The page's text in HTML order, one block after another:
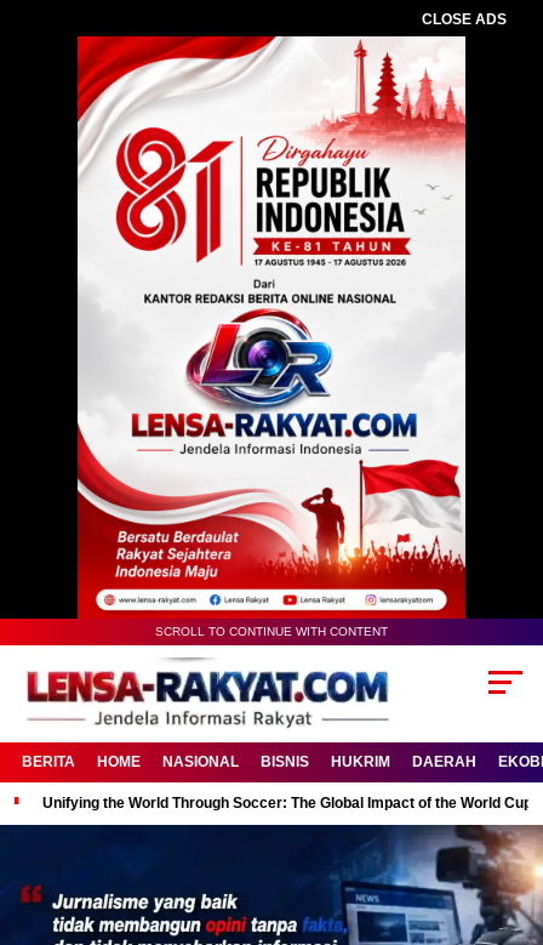
CLOSE ADS
SCROLL TO CONTINUE WITH CONTENT
BERITA HOME NASIONAL BISNIS HUKRIM DAERAH
Unifying the World Through Soccer: The Global Impact of the World Cup